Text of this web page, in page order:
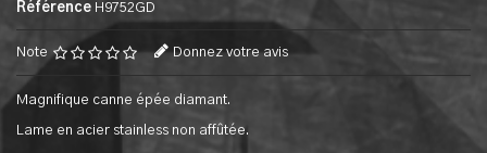
Référence H9752GD
Note Donnez votre avis
Magnifique canne épée diamant.
Lame en acier stainless non affûtée.